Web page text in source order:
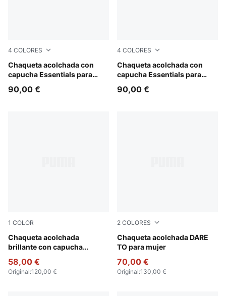
4 COLORES
Chaqueta acolchada con
capucha Essentials para
Puma Black
90,00 €
4 COLORES
Chaqueta acolchada con
capucha Essentials para
Ruby Noir
90,00 €
1 COLOR
Chaqueta acolchada
brillante con capucha
mujer
Alpine Snow
58,00 €
Original:120,00 €
2 COLORES
Chaqueta acolchada DARE
TO para mujer
Gold Moon
70,00 €
Original:130,00 €